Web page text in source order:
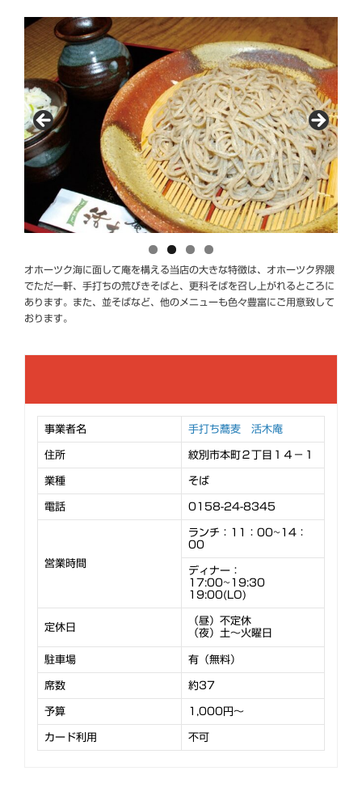
オホーツク海に面して庵を構える当店の大きな特徴は、オホーツク界隈
でただ一軒、手打ちの荒びきそばと、更科そばを召し上がれるところに
あります。また、並そばなど、他のメニューも色々豊富にご用意致して
おります。
事業者名 手打ち蕎麦 活木庵
住所 紋別市本町２丁目１４－１
業種 そば
電話 0158-24-8345
営業時間
ランチ：11：00~14：
00
ディナー：
17:00~19:30
19:00(LO)
定休日
（昼）不定休
（夜）土～火曜日
駐車場 有（無料）
席数 約37
予算 1,000円～
カード利用 不可